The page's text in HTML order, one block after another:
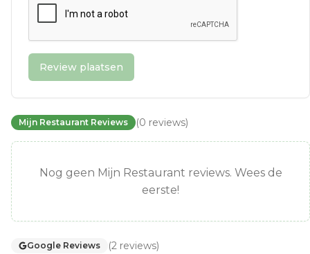
Review plaatsen
Mijn Restaurant Reviews (0 reviews)
Nog geen Mijn Restaurant reviews. Wees de
eerste!
Google Reviews (2 reviews)